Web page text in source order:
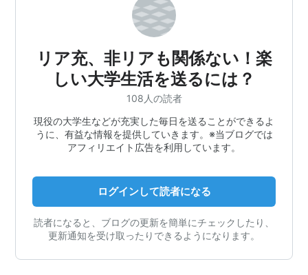
リア充、非リアも関係ない！楽
しい大学生活を送るには？
108人の読者
現役の大学生などが充実した毎日を送ることができるよ
うに、有益な情報を提供していきます。※当ブログでは
アフィリエイト広告を利用しています。
ログインして読者になる
読者になると、ブログの更新を簡単にチェックしたり、
更新通知を受け取ったりできるようになります。